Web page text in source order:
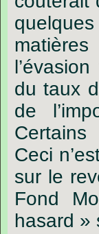
du taux
de
Certains
Ceci
sur le
Fond
hasard »